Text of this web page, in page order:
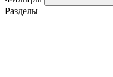
Разделы